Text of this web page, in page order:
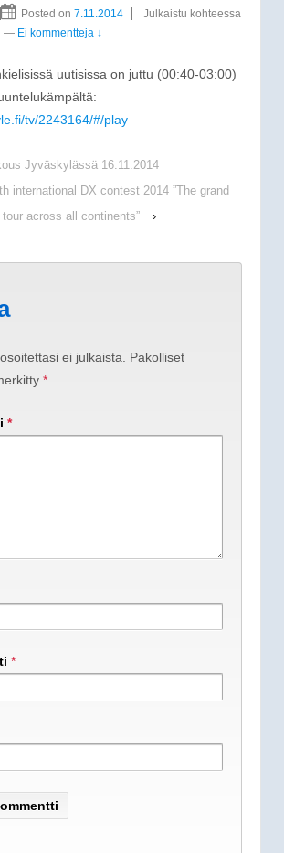
Posted on 7.11.2014
Julkaistu kohteessa
— Ei kommentteja ↓
uutisissa on juttu (00:40-03:00)
tv/2243164/#/play
Jyväskylässä 16.11.2014
international DX contest 2014 ”The grand
tour across all continents”
›
ei julkaista.
Pakolliset
*
*
*